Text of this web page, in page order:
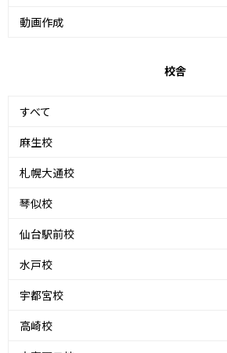
動画作成
校舎
すべて
麻生校
札幌大通校
琴似校
仙台駅前校
水戸校
宇都宮校
高崎校